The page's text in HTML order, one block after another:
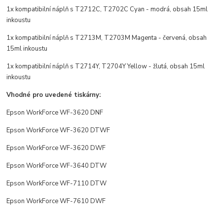
1x kompatibilní náplň s T2712C, T2702C Cyan - modrá, obsah 15ml
inkoustu
1x kompatibilní náplň s T2713M, T2703M Magenta - červená, obsah
15ml inkoustu
1x kompatibilní náplň s T2714Y, T2704Y Yellow - žlutá, obsah 15ml
inkoustu
Vhodné pro uvedené tiskárny:
Epson WorkForce WF-3620 DNF
Epson WorkForce WF-3620 DTWF
Epson WorkForce WF-3620 DWF
Epson WorkForce WF-3640 DTW
Epson WorkForce WF-7110 DTW
Epson WorkForce WF-7610 DWF